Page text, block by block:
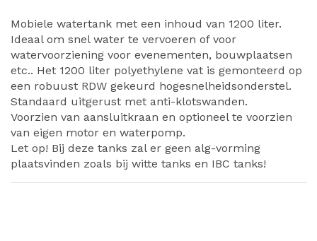
Mobiele watertank met een inhoud van 1200 liter.
Ideaal om snel water te vervoeren of voor
watervoorziening voor evenementen, bouwplaatsen
etc.. Het 1200 liter polyethylene vat is gemonteerd op
een robuust RDW gekeurd hogesnelheidsonderstel.
Standaard uitgerust met anti-klotswanden.
Voorzien van aansluitkraan en optioneel te voorzien
van eigen motor en waterpomp.
Let op! Bij deze tanks zal er geen alg-vorming
plaatsvinden zoals bij witte tanks en IBC tanks!